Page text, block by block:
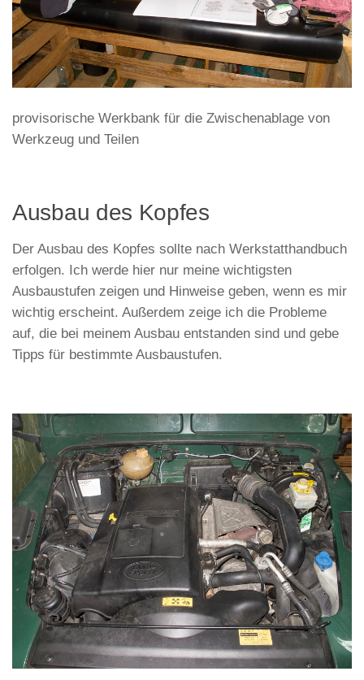
provisorische Werkbank für die Zwischenablage von
Werkzeug und Teilen
Ausbau des Kopfes
Der Ausbau des Kopfes sollte nach Werkstatthandbuch
erfolgen. Ich werde hier nur meine wichtigsten
Ausbaustufen zeigen und Hinweise geben, wenn es mir
wichtig erscheint. Außerdem zeige ich die Probleme
auf, die bei meinem Ausbau entstanden sind und gebe
Tipps für bestimmte Ausbaustufen.